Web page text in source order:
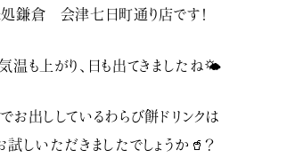
鎌倉 会津七日町通り店です！
温も上がり、日も出てきましたね🌤
お出ししているわらび餅ドリンクは
試しいただきましたでしょうか️🥤？